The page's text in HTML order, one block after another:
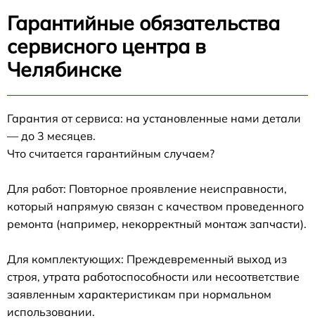
Гарантийные обязательства
сервисного центра в
Челябинске
Гарантия от сервиса: на установленные нами детали
— до 3 месяцев.
Что считается гарантийным случаем?
Для работ: Повторное проявление неисправности,
который напрямую связан с качеством проведенного
ремонта (например, некорректный монтаж запчасти).
Для комплектующих: Преждевременный выход из
строя, утрата работоспособности или несоответствие
заявленным характеристикам при нормальном
использовании.